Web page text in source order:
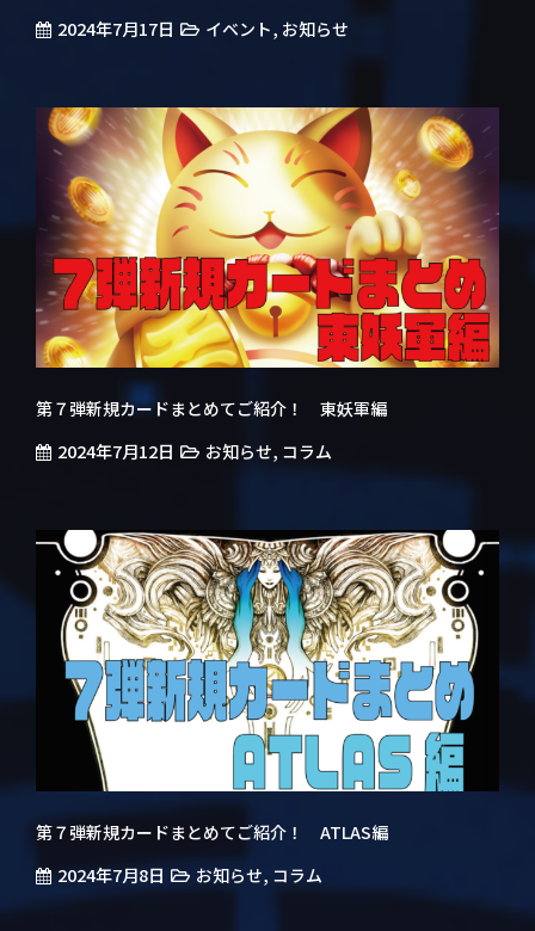
2024年7月17日 イベント, お知らせ
第７弾新規カードまとめてご紹介！ 東妖軍編
2024年7月12日 お知らせ, コラム
第７弾新規カードまとめてご紹介！ ATLAS編
2024年7月8日 お知らせ, コラム